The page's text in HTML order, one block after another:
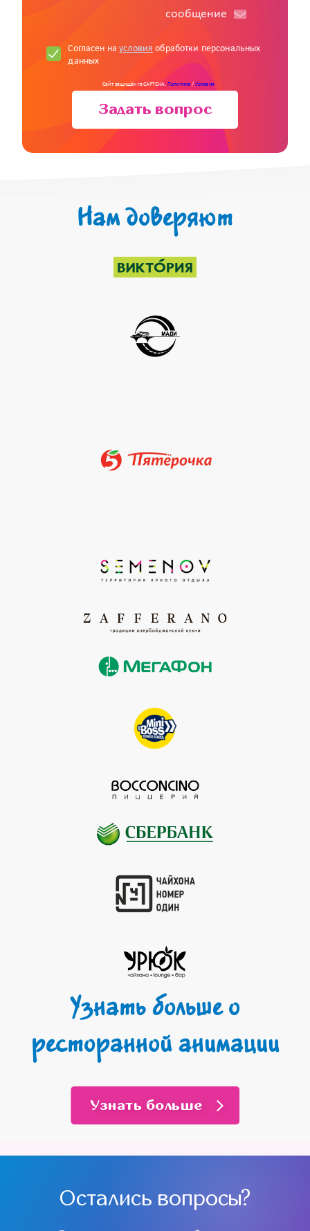
cообщение
Согласен наусловия обработки персональных
данных
Сайт защищён reCAPTCHA.Политика/Условия
Задать вопрос
Нам доверяют
Узнать больше о
ресторанной анимации
Узнать больше
Остались вопросы?